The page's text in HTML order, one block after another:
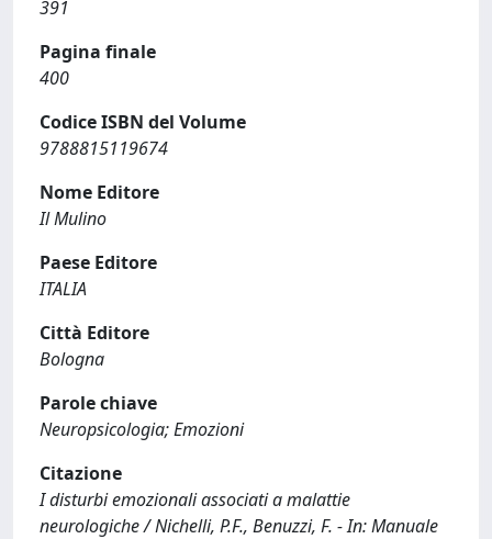
391
Pagina finale
400
Codice ISBN del Volume
9788815119674
Nome Editore
Il Mulino
Paese Editore
ITALIA
Città Editore
Bologna
Parole chiave
Neuropsicologia; Emozioni
Citazione
I disturbi emozionali associati a malattie
neurologiche / Nichelli, P.F., Benuzzi, F. - In: Manuale